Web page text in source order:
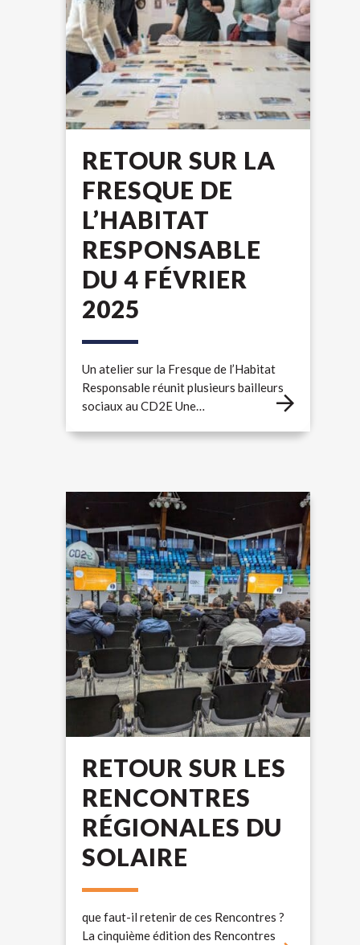
RETOUR SUR LA
FRESQUE DE
L’HABITAT
RESPONSABLE
DU 4 FÉVRIER
2025
Un atelier sur la Fresque de l’Habitat
Responsable réunit plusieurs bailleurs
sociaux au CD2E Une…
RETOUR SUR LES
RENCONTRES
RÉGIONALES DU
SOLAIRE
que faut-il retenir de ces Rencontres ?
La cinquième édition des Rencontres